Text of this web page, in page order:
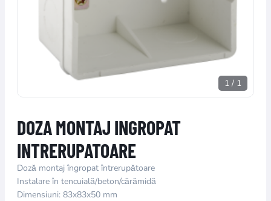
1 / 1
DOZA MONTAJ INGROPAT
INTRERUPATOARE
Doză montaj îngropat întrerupătoare
Instalare în tencuială/beton/cărămidă
Dimensiuni: 83x83x50 mm